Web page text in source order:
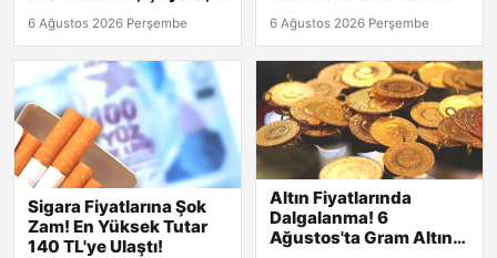
Yarım ve Tam Altın
Değerleri
6 Ağustos 2026 Perşembe
Sinyaller
6 Ağustos 2026 Perşembe
Sigara Fiyatlarına Şok
Zam! En Yüksek Tutar
140 TL'ye Ulaştı!
Altın Fiyatlarında
Dalgalanma! 6
Ağustos'ta Gram Altın